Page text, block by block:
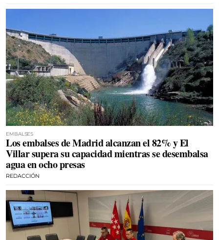
EMBALSES
Los embalses de Madrid alcanzan el 82% y El
Villar supera su capacidad mientras se desembalsa
agua en ocho presas
REDACCIÓN